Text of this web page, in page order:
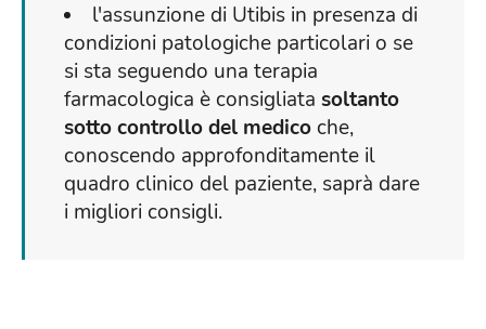
l'assunzione di Utibis in presenza di
condizioni patologiche particolari o se
si sta seguendo una terapia
farmacologica è consigliata soltanto
sotto controllo del medico che,
conoscendo approfonditamente il
quadro clinico del paziente, saprà dare
i migliori consigli.